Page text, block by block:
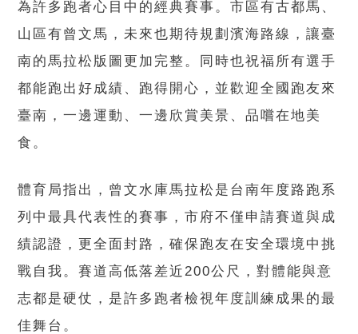
為許多跑者心目中的經典賽事。市區有古都馬、
山區有曾文馬，未來也期待規劃濱海路線，讓臺
南的馬拉松版圖更加完整。同時也祝福所有選手
都能跑出好成績、跑得開心，並歡迎全國跑友來
臺南，一邊運動、一邊欣賞美景、品嚐在地美
食。
體育局指出，曾文水庫馬拉松是台南年度路跑系
列中最具代表性的賽事，市府不僅申請賽道與成
績認證，更全面封路，確保跑友在安全環境中挑
戰自我。賽道高低落差近200公尺，對體能與意
志都是硬仗，是許多跑者檢視年度訓練成果的最
佳舞台。